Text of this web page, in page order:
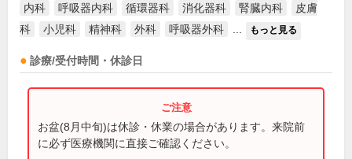
内科 呼吸器内科 循環器科 消化器科 腎臓内科
皮膚
科
小児科 精神科 外科 呼吸器外科 もっと見る
診療/受付時間・休診日
お盆(8月中旬)は休診・休業の場合があります。来院前
に必ず医療機関に直接ご確認ください。